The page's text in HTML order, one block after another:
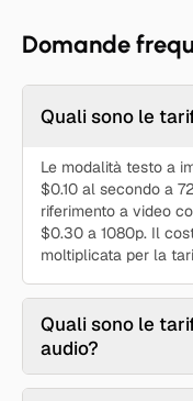
Domande
Quali sono le
Le modalità testo a
$0.10 al secondo a
riferimento a video
$0.30 a 1080p. Il
moltiplicata per la
Quali sono le
audio?